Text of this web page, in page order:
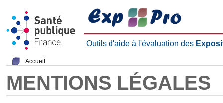
Outils d'aide à l'évaluation des
Accueil
MENTIONS LÉGALES